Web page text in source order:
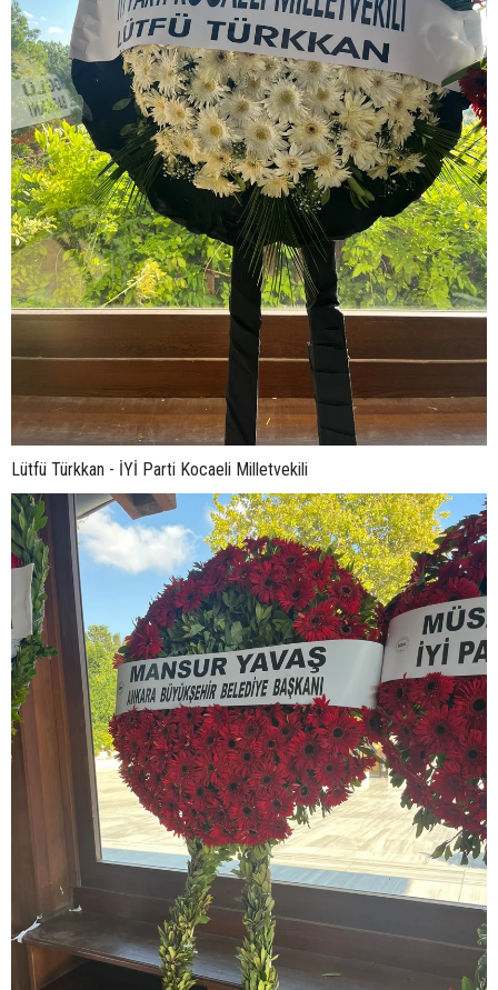
Lütfü Türkkan - İYİ Parti Kocaeli Milletvekili